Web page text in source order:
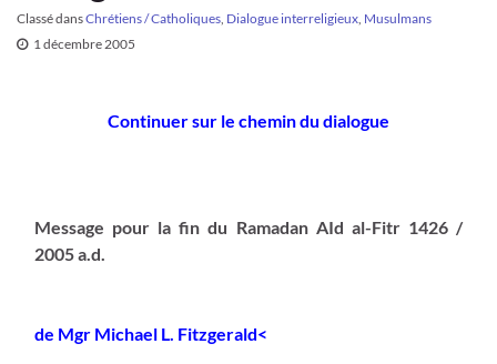
Classé dansChrétiens / Catholiques Dialogue interreligieux Musulmans
1 décembre 2005
Continuer sur le chemin du dialogue
Message pour la fin du Ramadan AId al-Fitr 1426 /
2005 a.d.
de Mgr Michael L. Fitzgerald<